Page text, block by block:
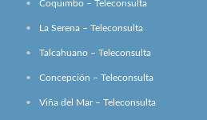
Coquimbo – Teleconsulta
La Serena – Teleconsulta
Talcahuano – Teleconsulta
Concepción – Teleconsulta
Viña del Mar – Teleconsulta